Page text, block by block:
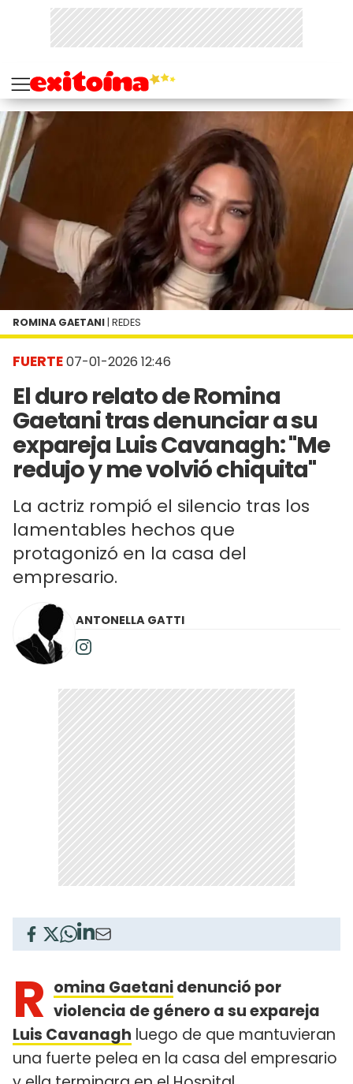
FUERTE07-01-2026 12:46
El duro relato de Romina
Gaetani tras denunciar a su
expareja Luis Cavanagh: "Me
redujo y me volvió chiquita"
La actriz rompió el silencio tras los
lamentables hechos que
protagonizó en la casa del
empresario.
ROMINA GAETANI | REDES
ANTONELLA GATTI
R omina Gaetanidenunció por
violencia de género a su expareja
Luis Cavanagh luego de que mantuvieran
una fuerte pelea en la casa del empresario